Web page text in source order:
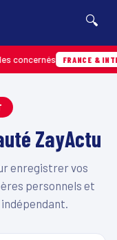
🔍
concernés FRANCE &
ZayActu
enregistrer vos
personnels et